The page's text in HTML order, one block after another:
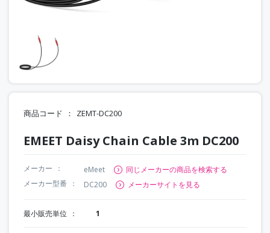
商品コード ZEMT-DC200
EMEET Daisy Chain Cable 3m DC200
メーカー eMeet
同じメーカーの商品を検索する
メーカー型番
DC200 メーカーサイトを見る
最小販売単位 1